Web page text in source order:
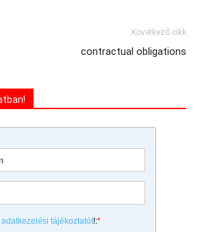
Következő cikk
contractual obligations
adatkezelési tájékoztatót!:*